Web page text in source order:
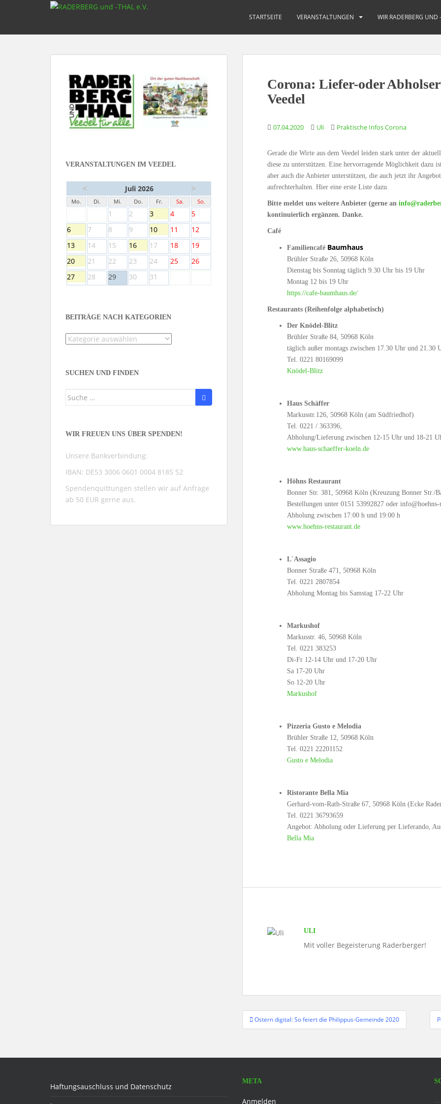
STARTSEITE VERANSTALTUNGEN WIR RADERBERG UND
Corona: Liefer-oder
Veedel
07.04.2020 Uli Praktische Infos Corona
Gerade die Wirte aus dem Veedel leiden stark unter der
diese zu unterstützen. Eine hervorragende Möglichkeit dazu
aber auch die Anbieter unterstützen, die auch jetzt ihr
aufrechterhalten. Hier eine erste Liste dazu.
Bitte meldet uns weitere Anbieter (gerne an
kontinuierlich ergänzen. Danke.
Café
Familiencafé Baumhaus
Brühler Straße 26, 50968 Köln
Dienstag bis Sonntag täglich 9.30 Uhr bis 19 Uhr
Montag 12 bis 19 Uhr
https://cafe-baumhaus.de/
Restaurants (Reihenfolge alphabetisch)
Der Knödel-Blitz
Brühler Straße 84, 50968 Köln
täglich außer montags zwischen 17.30 Uhr und 21.30
Tel. 0221 80169099
Knödel-Blitz
Haus Schäffer
Markusstr.126, 50968 Köln (am Südfriedhof)
Tel. 0221 / 363396,
Abholung/Lieferung zwischen 12-15 Uhr und 18-21
www.haus-schaeffer-koeln.de
Höhns Restaurant
Bonner Str. 381, 50968 Köln (Kreuzung Bonner Str./
Bestellungen unter 0151 53992827 oder
Abholung zwischen 17:00 h und 19:00 h
www.hoehns-restaurant.de
L´Assagio
Bonner Straße 471, 50968 Köln
Tel. 0221 2807854
Abholung Montag bis Samstag 17-22 Uhr
Markushof
Markusstr. 46, 50968 Köln
Tel. 0221 383253
Di-Fr 12-14 Uhr und 17-20 Uhr
Sa 17-20 Uhr
So 12-20 Uhr
Markushof
Pizzeria Gusto e Melodia
Brühler Straße 12, 50968 Köln
Tel. 0221 22201152
Gusto e Melodia
Ristorante Bella Mia
Gerhard-vom-Rath-Straße 67, 50968 Köln (Ecke
Tel. 0221 36793659
Angebot: Abholung oder Lieferung per Lieferando,
Bella Mia
ULI
Mit voller Begeisterung Raderberger!
Beitragsnavigation
Ostern digital: So feiert die Philippus-Gemeinde 2020
VERANSTALTUNGEN IM VEEDEL
< Juli 2026 >
Mo. Di. Mi. Do. Fr. Sa. So.
1 2 3 4
5
6
7 8 9 10 11
12
13
14 15 16 17 18
19
20
21 22 23 24 25
26
27
28 29 30 31
BEITRÄGE NACH KATEGORIEN
Beiträge
SUCHEN UND FINDEN
Suche
WIR FREUEN UNS ÜBER SPENDEN!
Unsere Bankverbindung:
IBAN: DE53 3006 0601 0004 8185 52
Spendenquittungen stellen wir auf Anfrage
ab 50 EUR gerne aus.
Haftungsauschluss und Datenschutz
META
Anmelden